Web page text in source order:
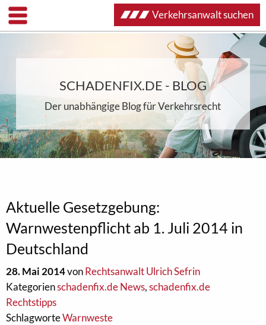
SCHADENFIX.DE - BLOG
Der unabhängige Blog für Verkehrsrecht
Aktuelle Gesetzgebung:
Warnwestenpflicht ab 1. Juli 2014 in
Deutschland
28. Mai 2014vonRechtsanwalt Ulrich Sefrin
Kategorienschadenfix.de News,schadenfix.de
Rechtstipps
SchlagworteWarnweste
Verkehrsanwalt suchen